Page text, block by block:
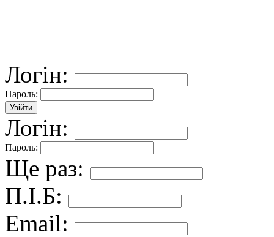
Логін:
Пароль:
Логін:
Пароль:
Ще раз:
П.І.Б:
Email: